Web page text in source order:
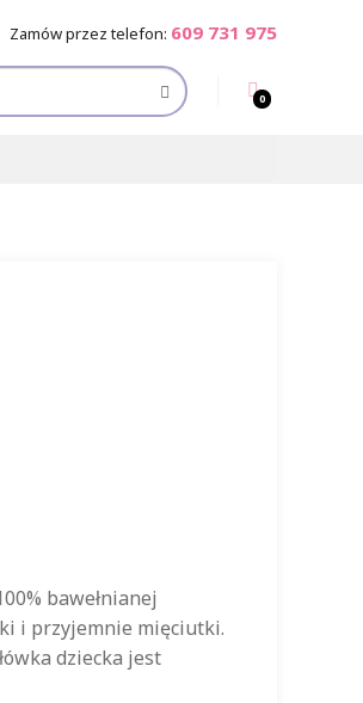
Zamów przez telefon: 609 731 975
0
bawełnianej
i przyjemnie mięciutki.
dziecka jest